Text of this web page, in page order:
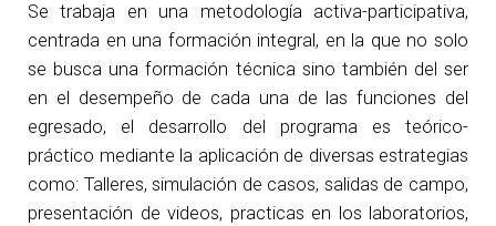
Se trabaja en una metodología activa-participativa,
centrada en una formación integral, en la que no solo
se busca una formación técnica sino también del ser
en el desempeño de cada una de las funciones del
egresado, el desarrollo del programa es teórico-
práctico mediante la aplicación de diversas estrategias
como: Talleres, simulación de casos, salidas de campo,
presentación de videos, practicas en los laboratorios,